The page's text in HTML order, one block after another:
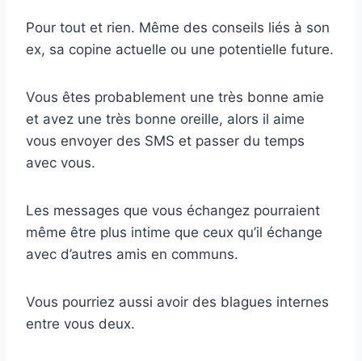
Pour tout et rien. Même des conseils liés à son
ex, sa copine actuelle ou une potentielle future.
Vous êtes probablement une très bonne amie
et avez une très bonne oreille, alors il aime
vous envoyer des SMS et passer du temps
avec vous.
Les messages que vous échangez pourraient
même être plus intime que ceux qu’il échange
avec d’autres amis en communs.
Vous pourriez aussi avoir des blagues internes
entre vous deux.